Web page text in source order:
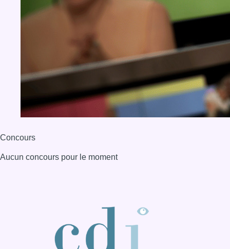
Concours
Aucun concours pour le moment